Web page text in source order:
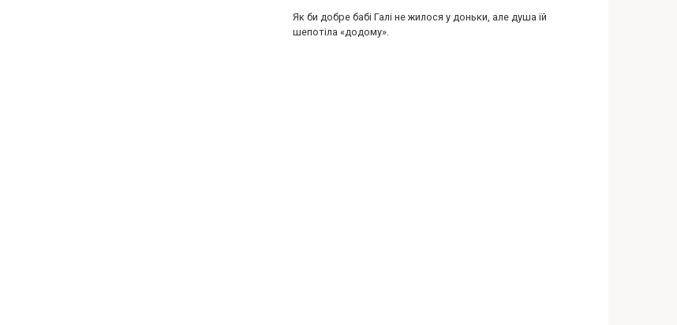
Як би добре бабі Галі не жилося у доньки, але душа їй
шепотіла «додому».